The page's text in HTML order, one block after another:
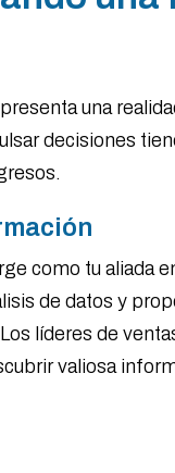
una
decisiones
como tu aliada
de datos y
líderes de
valiosa